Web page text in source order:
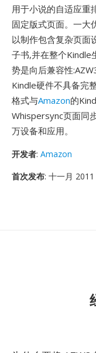
用于小说的自适应重
固定版式页面。一
以制作包含复杂页面
子书,并在整个Kindle
势是向后兼容性
Kindle硬件不具备完
格式与Amazon的
Whispersync页面同
万设备和应用。
开发者: Amazon
首次发布: 十一月 2011